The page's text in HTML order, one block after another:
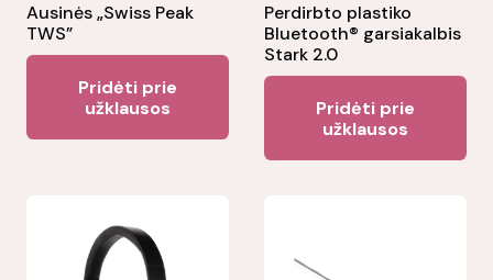
Ausinės „Swiss Peak
TWS”
Pridėti prie
užklausos
Perdirbto plastiko
Bluetooth® garsiakalbis
Stark 2.0
Pridėti prie
užklausos